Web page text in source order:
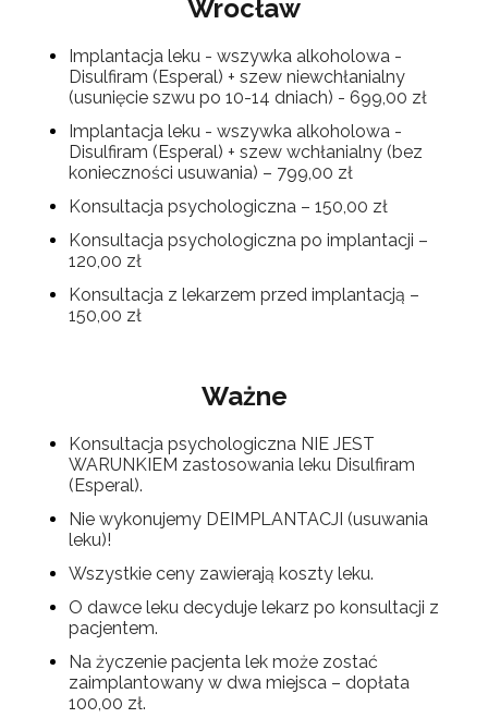
Wrocław
Implantacja leku - wszywka alkoholowa -
Disulfiram (Esperal) + szew niewchłanialny
(usunięcie szwu po 10-14 dniach) - 699,00 zł
Implantacja leku - wszywka alkoholowa -
Disulfiram (Esperal) + szew wchłanialny (bez
konieczności usuwania) – 799,00 zł
Konsultacja psychologiczna – 150,00 zł​
Konsultacja psychologiczna po implantacji –
120,00 zł
Konsultacja z lekarzem przed implantacją –
150,00 zł​
Ważne
Konsultacja psychologiczna NIE JEST
WARUNKIEM zastosowania leku Disulfiram
(Esperal).
Nie wykonujemy DEIMPLANTACJI (usuwania
leku)!
Wszystkie ceny zawierają koszty leku.
O dawce leku decyduje lekarz po konsultacji z
pacjentem.
Na życzenie pacjenta lek może zostać
zaimplantowany w dwa miejsca – dopłata
100,00 zł.